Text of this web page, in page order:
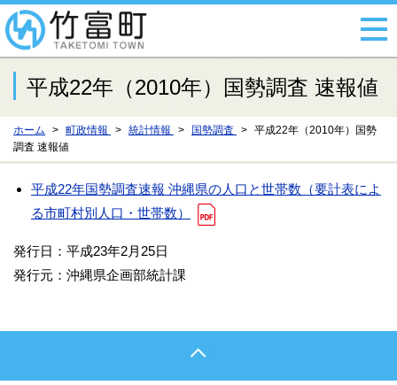
平成22年（2010年）国勢調査 速報値
ホーム 町政情報 統計情報 国勢調査
平成22年（2010年）国勢
調査 速報値
平成22年国勢調査速報 沖縄県の人口と世帯数（要計表によ
る市町村別人口・世帯数）
発行日：平成23年2月25日
発行元：沖縄県企画部統計課